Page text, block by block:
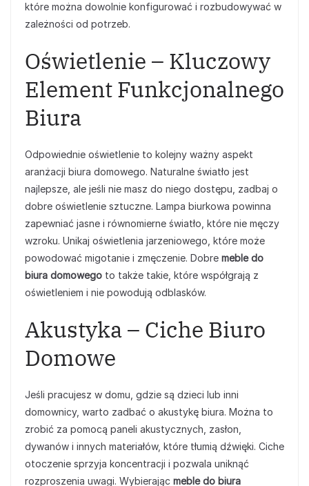
które można dowolnie konfigurować i rozbudowywać w
zależności od potrzeb.
Oświetlenie – Kluczowy
Element Funkcjonalnego
Biura
Odpowiednie oświetlenie to kolejny ważny aspekt
aranżacji biura domowego. Naturalne światło jest
najlepsze, ale jeśli nie masz do niego dostępu, zadbaj o
dobre oświetlenie sztuczne. Lampa biurkowa powinna
zapewniać jasne i równomierne światło, które nie męczy
wzroku. Unikaj oświetlenia jarzeniowego, które może
powodować migotanie i zmęczenie. Dobre meble do
biura domowego to także takie, które współgrają z
oświetleniem i nie powodują odblasków.
Akustyka – Ciche Biuro
Domowe
Jeśli pracujesz w domu, gdzie są dzieci lub inni
domownicy, warto zadbać o akustykę biura. Można to
zrobić za pomocą paneli akustycznych, zasłon,
dywanów i innych materiałów, które tłumią dźwięki. Ciche
otoczenie sprzyja koncentracji i pozwala uniknąć
rozproszenia uwagi. Wybierając meble do biura